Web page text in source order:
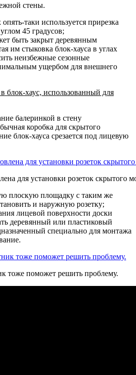
стены.
таки используется прирезка
45 градусов;
быть закрыт деревянным
им стыковка блок-хауса в углах
неизбежные сезонные
ущербом для внешнего
блок-хаус, использованный для
балеринкой в стену
коробка для скрытого
блок-хауса срезается под лицевую
для установки розеток скрытого
плоскую площадку с таким же
и наружную розетку;
лицевой поверхности доски
деревянный или пластиковый
специально для монтажа
тоже поможет решить проблему.